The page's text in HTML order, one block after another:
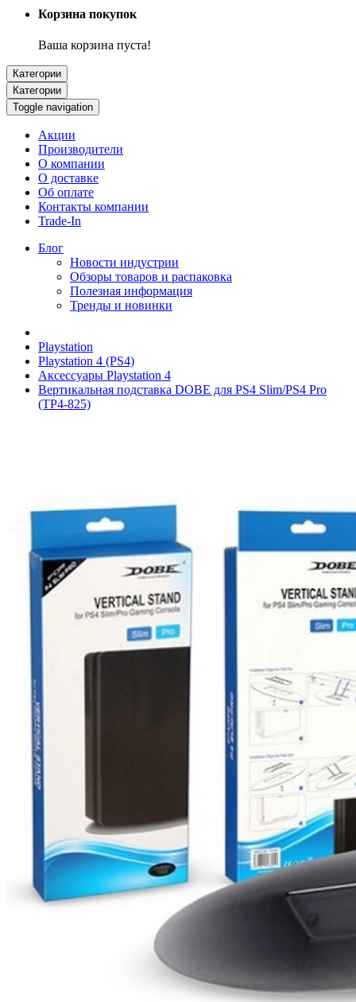
Корзина покупок
Ваша корзина пуста!
Категории
Категории
Toggle navigation
Акции
Производители
О компании
О доставке
Об оплате
Контакты компании
Trade-In
Блог
Новости индустрии
Обзоры товаров и распаковка
Полезная информация
Тренды и новинки
Playstation
Playstation 4 (PS4)
Аксессуары Playstation 4
Вертикальная подставка DOBE для PS4 Slim/PS4 Pro
(TP4-825)